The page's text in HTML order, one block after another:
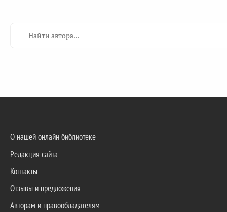
О нашей онлайн библиотеке
Редакция сайта
Контакты
Отзывы и предложения
Авторам и правообладателям